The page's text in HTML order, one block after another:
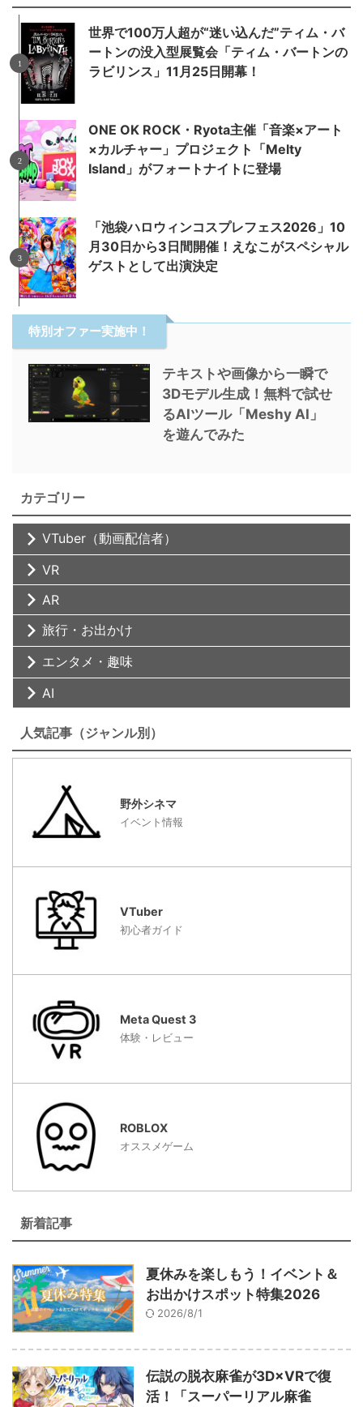
世界で100万人超が“迷い込んだ”ティム・バ
ートンの没入型展覧会「ティム・バートンの
ラビリンス」11月25日開幕！
ONE OK ROCK・Ryota主催「音楽×アート
×カルチャー」プロジェクト「Melty
Island」がフォートナイトに登場
「池袋ハロウィンコスプレフェス2026」10
月30日から3日間開催！えなこがスペシャル
ゲストとして出演決定
特別オファー実施中！
テキストや画像から一瞬で
3Dモデル生成！無料で試せ
るAIツール「Meshy AI」
を遊んでみた
カテゴリー
VTuber（動画配信者）
VR
AR
旅行・お出かけ
エンタメ・趣味
AI
人気記事（ジャンル別）
野外シネマ
イベント情報
VTuber
初心者ガイド
Meta Quest 3
体験・レビュー
ROBLOX
オススメゲーム
新着記事
夏休みを楽しもう！イベント＆
お出かけスポット特集2026
2026/8/1
伝説の脱衣麻雀が3D×VRで復
活！「スーパーリアル麻雀